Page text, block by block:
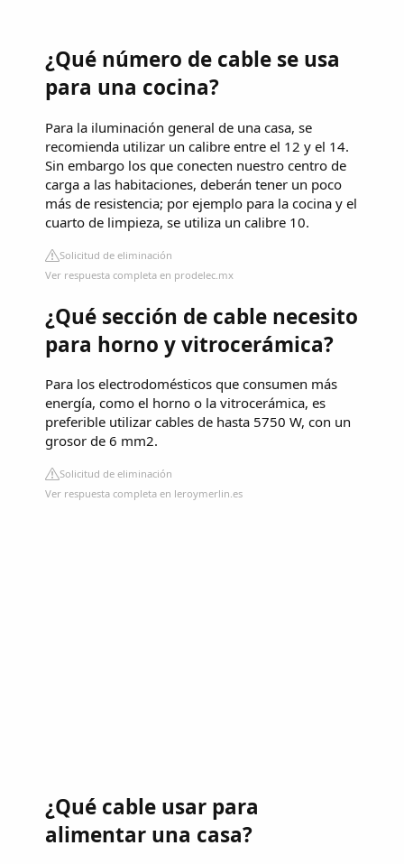
¿Qué número de cable se usa
para una cocina?
Para la iluminación general de una casa, se
recomienda utilizar un calibre entre el 12 y el 14.
Sin embargo los que conecten nuestro centro de
carga a las habitaciones, deberán tener un poco
más de resistencia; por ejemplo para la cocina y el
cuarto de limpieza, se utiliza un calibre 10.
Solicitud de eliminación
Ver respuesta completa en prodelec.mx
¿Qué sección de cable necesito
para horno y vitrocerámica?
Para los electrodomésticos que consumen más
energía, como el horno o la vitrocerámica, es
preferible utilizar cables de hasta 5750 W, con un
grosor de 6 mm2.
Solicitud de eliminación
Ver respuesta completa en leroymerlin.es
¿Qué cable usar para
alimentar una casa?